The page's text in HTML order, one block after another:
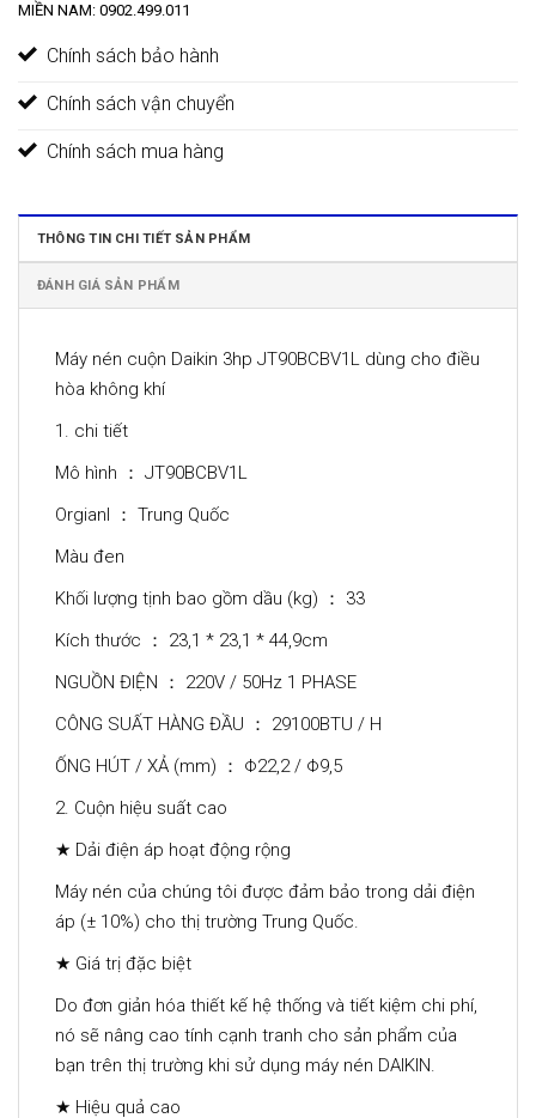
MIỀN NAM: 0902.499.011
Chính sách bảo hành
Chính sách vận chuyển
Chính sách mua hàng
THÔNG TIN CHI TIẾT SẢN PHẨM
ĐÁNH GIÁ SẢN PHẨM
Máy nén cuộn Daikin 3hp JT90BCBV1L dùng cho điều
hòa không khí
1. chi tiết
Mô hình ： JT90BCBV1L
Orgianl ： Trung Quốc
Màu đen
Khối lượng tịnh bao gồm dầu (kg) ： 33
Kích thước ： 23,1 * 23,1 * 44,9cm
NGUỒN ĐIỆN ： 220V / 50Hz 1 PHASE
CÔNG SUẤT HÀNG ĐẦU ： 29100BTU / H
ỐNG HÚT / XẢ (mm) ： Φ22,2 / Φ9,5
2. Cuộn hiệu suất cao
★ Dải điện áp hoạt động rộng
Máy nén của chúng tôi được đảm bảo trong dải điện
áp (± 10%) cho thị trường Trung Quốc.
★ Giá trị đặc biệt
Do đơn giản hóa thiết kế hệ thống và tiết kiệm chi phí,
nó sẽ nâng cao tính cạnh tranh cho sản phẩm của
bạn trên thị trường khi sử dụng máy nén DAIKIN.
★ Hiệu quả cao